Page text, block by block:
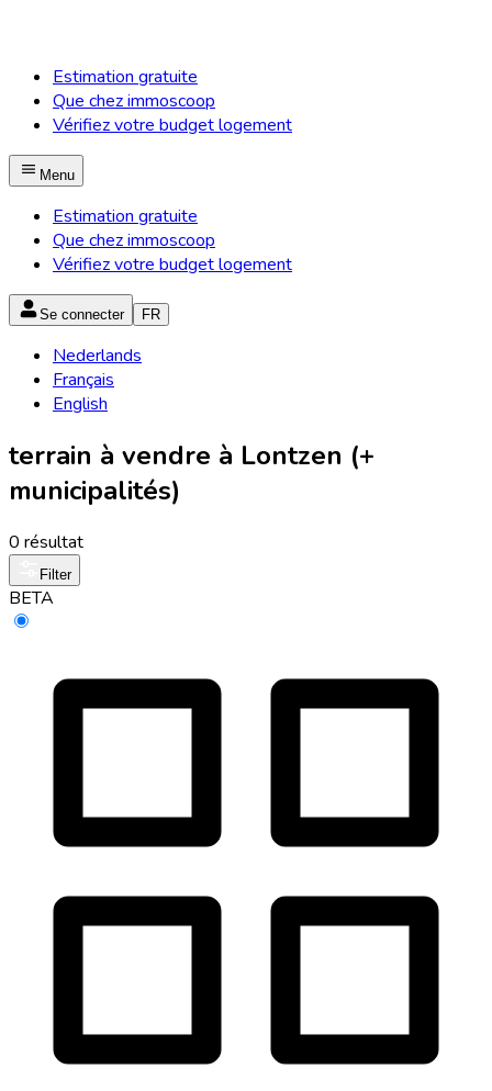
Estimation gratuite
Que chez immoscoop
Vérifiez votre budget logement
Menu
Estimation gratuite
Que chez immoscoop
Vérifiez votre budget logement
Se connecter FR
Nederlands
Français
English
terrain à vendre à Lontzen (+
municipalités)
0 résultat
Filter
BETA